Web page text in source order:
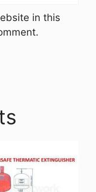
in this